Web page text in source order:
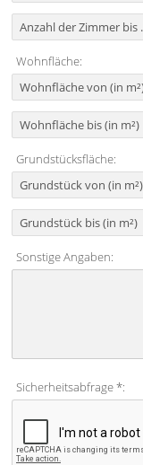
Wohnfläche:
Grundstücksfläche:
Sonstige Angaben:
Sicherheitsabfrage *: